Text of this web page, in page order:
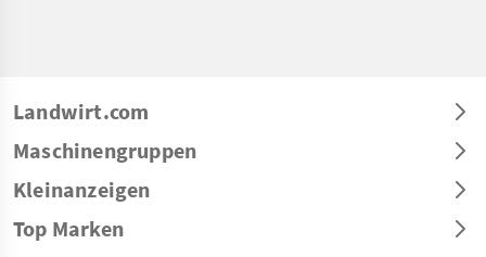
Landwirt.com
Maschinengruppen
Kleinanzeigen
Top Marken